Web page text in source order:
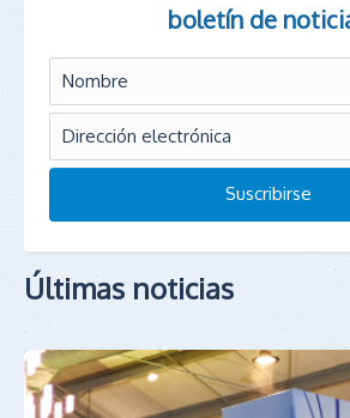
boletín de
Últimas noticias